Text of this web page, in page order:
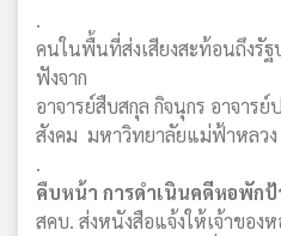
.
คนในพื้นที่ส่งเสียงสะท้อนถึงรั
ฟังจาก
อาจารย์สืบสกุล กิจนุกร อาจาร
สังคม มหาวิทยาลัยแม่ฟ้าหลวง
.
คืบหน้า การดำเนินคดีหอพัก
สคบ. ส่งหนังสือแจ้งให้เจ้าของ